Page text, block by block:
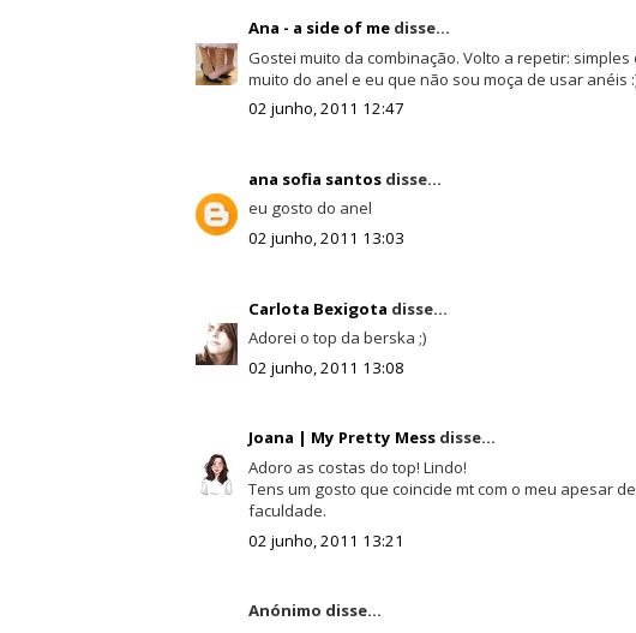
Ana - a side of medisse...
Gostei muito da combinação. Volto a repetir: simples
muito do anel e eu que não sou moça de usar anéis
02 junho, 2011 12:47
ana sofia santosdisse...
eu gosto do anel
02 junho, 2011 13:03
Carlota Bexigota disse...
Adorei o top da berska ;)
02 junho, 2011 13:08
Joana | My Pretty Messdisse...
Adoro as costas do top! Lindo!
Tens um gosto que coincide mt com o meu apesar
faculdade.
02 junho, 2011 13:21
Anónimo disse...